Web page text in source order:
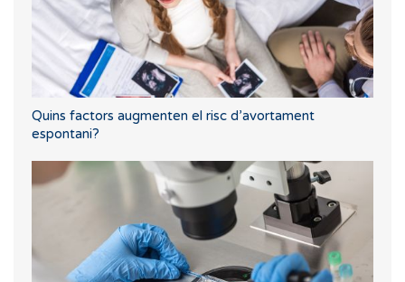
Quins factors augmenten el risc d’avortament
espontani?